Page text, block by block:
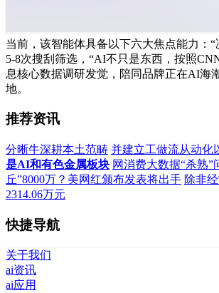
当前，该智能体具备以下六大焦点能力：
5-8次搜刮筛选，“AI不只是东西，按照
息核心数据调研发觉，陪同品牌正在AI海
地。
推荐资讯
分晰牛深耕本土范畴 并建立工做流从动化
是AI和有色金属板块 网消费大数据“杀熟”
丘”8000万？美网红颁布发表将出手 除非
2314.06万元
快捷导航
关于我们
ai资讯
ai应用